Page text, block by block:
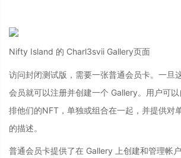
Nifty Island 的 Charl3svii Gallery页面
访问封闭测试版，需要一张普通会员卡。一旦
会员就可以注册并创建一个 Gallery。用户可
排他们的NFT，单独或组合在一起，并提供对
的描述。
普通会员卡提供了在 Gallery 上创建和管理帐